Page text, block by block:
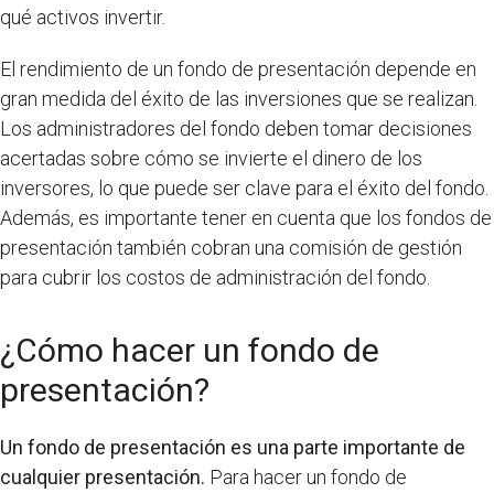
qué activos invertir.
El rendimiento de un fondo de presentación depende en
gran medida del éxito de las inversiones que se realizan.
Los administradores del fondo deben tomar decisiones
acertadas sobre cómo se invierte el dinero de los
inversores, lo que puede ser clave para el éxito del fondo.
Además, es importante tener en cuenta que los fondos de
presentación también cobran una comisión de gestión
para cubrir los costos de administración del fondo.
¿Cómo hacer un fondo de
presentación?
Un fondo de presentación es una parte importante de
cualquier presentación. Para hacer un fondo de